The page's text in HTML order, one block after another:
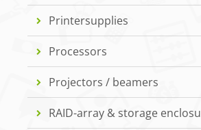
Printersupplies
Processors
Projectors / beamers
RAID-array & storage